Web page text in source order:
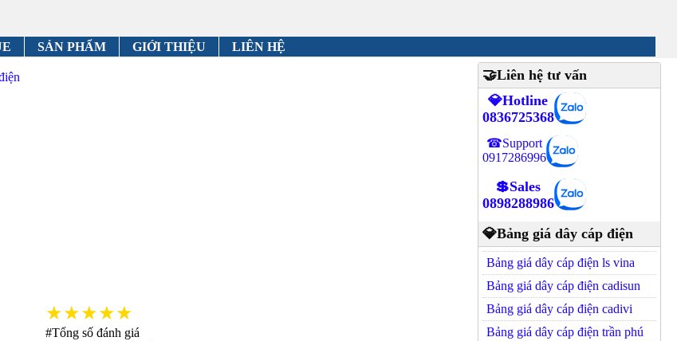
SẢN PHẨM GIỚI THIỆU LIÊN HỆ
★★★★★
#Tổng số đánh giá
🤝Liên hệ tư vấn
💎Hotline
0836725368
☎Support
0917286996
💲Sales
0898288986
💎Bảng giá dây cáp điện
Bảng giá dây cáp điện ls vina
Bảng giá dây cáp điện cadisun
Bảng giá dây cáp điện cadivi
Bảng giá dây cáp điện trần phú